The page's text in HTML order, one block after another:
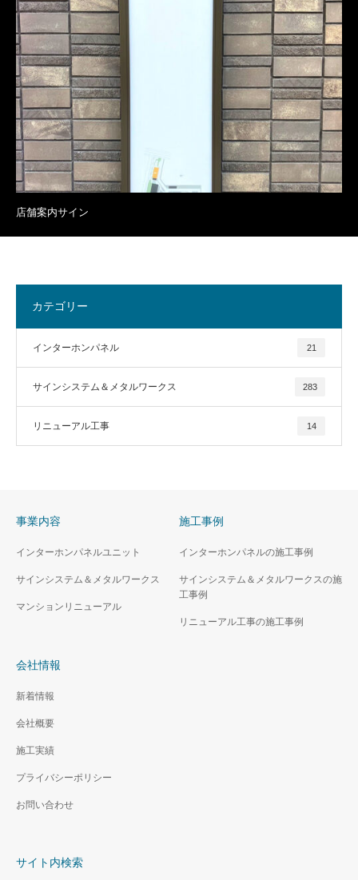
店舗案内サイン
カテゴリー
インターホンパネル 21
サインシステム＆メタルワークス 283
リニューアル工事 14
事業内容
インターホンパネルユニット
サインシステム＆メタルワークス
マンションリニューアル
施工事例
インターホンパネルの施工事例
サインシステム＆メタルワークスの施
工事例
リニューアル工事の施工事例
会社情報
新着情報
会社概要
施工実績
プライバシーポリシー
お問い合わせ
サイト内検索